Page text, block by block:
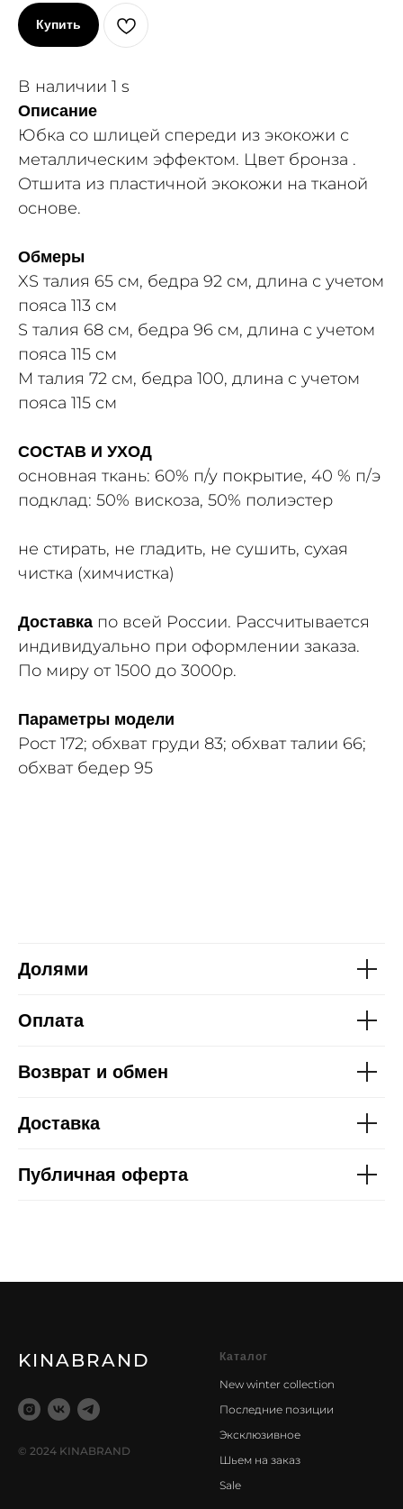
Купить
В наличии 1 s
Описание
Юбка со шлицей спереди из экокожи с
металлическим эффектом. Цвет бронза .
Отшита из пластичной экокожи на тканой
основе.
Обмеры
XS талия 65 см, бедра 92 см, длина с учетом
пояса 113 см
S талия 68 см, бедра 96 см, длина с учетом
пояса 115 см
М талия 72 см, бедра 100, длина с учетом
пояса 115 см
СОСТАВ И УХОД
основная ткань: 60% п/у покрытие, 40 % п/э
подклад: 50% вискоза, 50% полиэстер
не стирать, не гладить, не сушить, сухая
чистка (химчистка)
Доставка по всей России. Рассчитывается
индивидуально при оформлении заказа.
По миру от 1500 до 3000р.
Параметры модели
Рост 172; обхват груди 83; обхват талии 66;
обхват бедер 95
Долями
Оплата
Возврат и обмен
Доставка
Публичная оферта
KINABRAND
© 2024 KINABRAND
Каталог
New winter collection
Последние позиции
Эксклюзивное
Шьем на заказ
Sale